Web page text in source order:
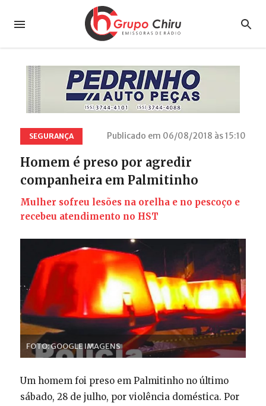
SEGURANÇA Publicado em 06/08/2018 às 15:10
Homem é preso por agredir
companheira em Palmitinho
Mulher sofreu lesões na orelha e no pescoço e
recebeu atendimento no HST
FOTO: GOOGLE IMAGENS
Um homem foi preso em Palmitinho no último
sábado, 28 de julho, por violência doméstica. Por